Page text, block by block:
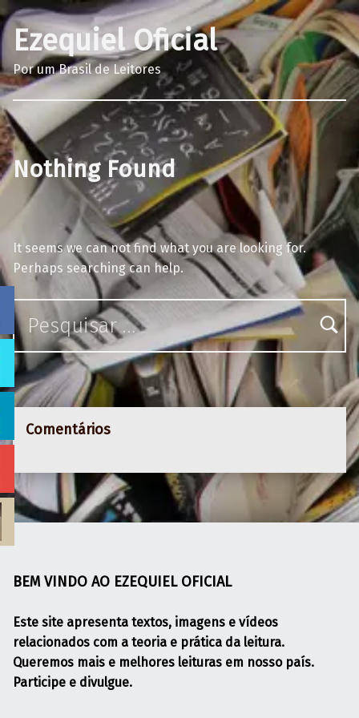
Ezequiel Oficial
Por um Brasil de Leitores
Nothing Found
It seems we can not find what you are looking for.
Perhaps searching can help.
Pesquisar por:
Comentários
BEM VINDO AO EZEQUIEL OFICIAL
Este site apresenta textos, imagens e vídeos
relacionados com a teoria e prática da leitura.
Queremos mais e melhores leituras em nosso país.
Participe e divulgue.